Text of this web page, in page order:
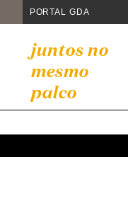
PORTAL GDA
juntos no
mesmo
palco